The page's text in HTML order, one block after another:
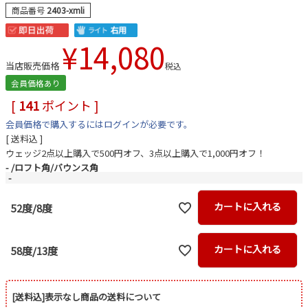
商品番号 2403-xmli
当店販売価格 ¥14,080税込
会員価格あり
[ 141ポイント ]
会員価格で購入するにはログインが必要です。
送料込
ウェッジ2点以上購入で500円オフ、3点以上購入で1,000円オフ！
- ロフト角/バウンス角
-
52度/8度 カートに入れる
58度/13度 カートに入れる
[送料込]表示なし商品の送料について